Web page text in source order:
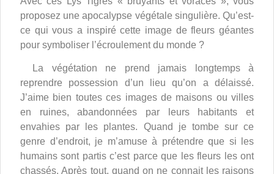
proposez une apocalypse végétale singulière. Qu’est-
ce qui vous a inspiré cette image de fleurs géantes
pour symboliser l’écroulement du monde ?
La végétation ne prend jamais longtemps à
reprendre possession d’un lieu qu’on a délaissé.
J’aime bien toutes ces images de maisons ou villes
en ruines, abandonnées par leurs habitants et
envahies par les plantes. Quand je tombe sur ce
genre d’endroit, je m’amuse à prétendre que si les
humains sont partis c’est parce que les fleurs les ont
chassés. Après tout, quand on ne connait les raisons